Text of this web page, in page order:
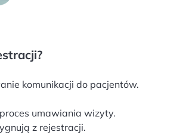
komunikacji do pacjentów.
umawiania wizyty.
z rejestracji.